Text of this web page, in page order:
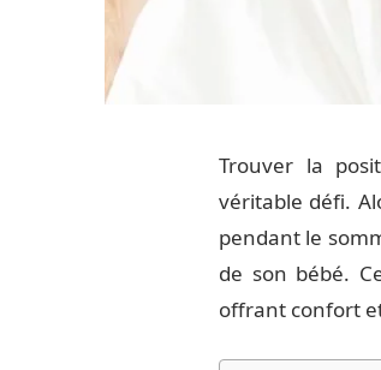
Trouver la
véritable défi.
pendant le
de son bébé.
offrant confort